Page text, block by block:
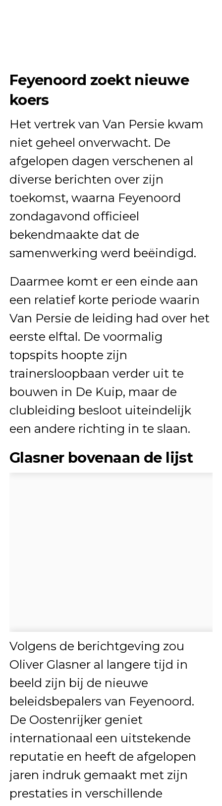
Feyenoord zoekt nieuwe
koers
Het vertrek van Van Persie kwam
niet geheel onverwacht. De
afgelopen dagen verschenen al
diverse berichten over zijn
toekomst, waarna Feyenoord
zondagavond officieel
bekendmaakte dat de
samenwerking werd beëindigd.
Daarmee komt er een einde aan
een relatief korte periode waarin
Van Persie de leiding had over het
eerste elftal. De voormalig
topspits hoopte zijn
trainersloopbaan verder uit te
bouwen in De Kuip, maar de
clubleiding besloot uiteindelijk
een andere richting in te slaan.
Glasner bovenaan de lijst
Volgens de berichtgeving zou
Oliver Glasner al langere tijd in
beeld zijn bij de nieuwe
beleidsbepalers van Feyenoord.
De Oostenrijker geniet
internationaal een uitstekende
reputatie en heeft de afgelopen
jaren indruk gemaakt met zijn
prestaties in verschillende